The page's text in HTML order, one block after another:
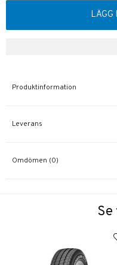
LÄGG
Produktinformation
Leverans
Omdömen (0)